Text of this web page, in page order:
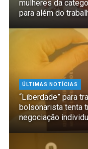
mulheres da
para além do
ÚLTIMAS NOTÍCIAS
“Liberdade” para
bolsonarista tenta
negociação